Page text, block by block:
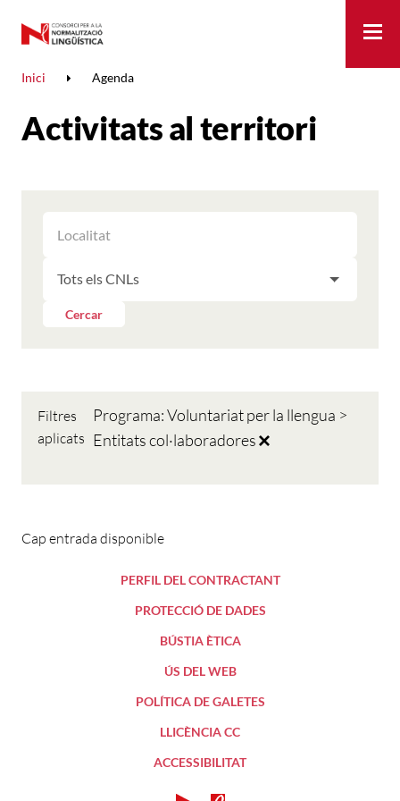
Inici Agenda
Activitats al territori
ELS
RESULTATS
LES
PER
LES
Cercar
Filtres
aplicats
Programa: Voluntariat per la llengua >
Entitats col·laboradores
Cap entrada disponible
PERFIL DEL CONTRACTANT
PROTECCIÓ DE DADES
BÚSTIA ÈTICA
ÚS DEL WEB
POLÍTICA DE GALETES
LLICÈNCIA CC
ACCESSIBILITAT